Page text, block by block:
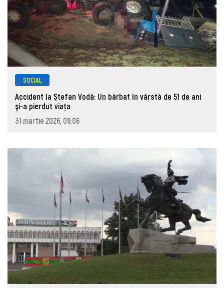
SOCIAL
Accident la Ştefan Vodă: Un bărbat în vârstă de 51 de ani
şi-a pierdut viaţa
31 martie 2026, 09:06